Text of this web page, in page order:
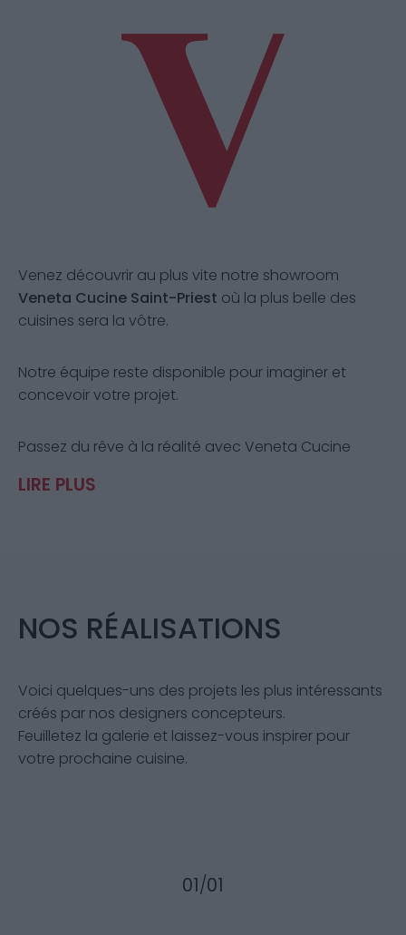
Venez découvrir au plus vite notre showroom
Veneta Cucine Saint-Priest où la plus belle des
cuisines sera la vôtre.
Notre équipe reste disponible pour imaginer et
concevoir votre projet.
Passez du rêve à la réalité avec Veneta Cucine
LIRE PLUS
NOS RÉALISATIONS
Voici quelques-uns des projets les plus intéressants
créés par nos designers concepteurs.
Feuilletez la galerie et laissez-vous inspirer pour
votre prochaine cuisine.
01/01